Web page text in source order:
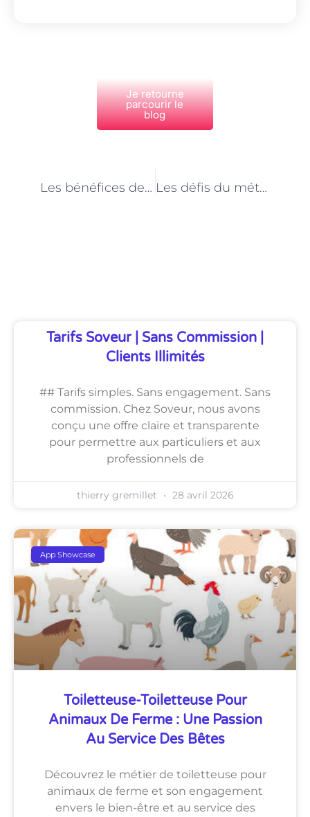
Je retourne
parcourir le
blog
Les bénéfices de la médiation familiale à Paris pour les enfants et les parents Les défis du métier de Médiateur familial à Paris : entre neutralité et émotions
Tarifs Soveur | Sans Commission |
Clients Illimités
## Tarifs simples. Sans engagement. Sans
commission. Chez Soveur, nous avons
conçu une offre claire et transparente
pour permettre aux particuliers et aux
professionnels de
thierry gremillet 28 avril 2026
App Showcase
Toiletteuse-Toiletteuse Pour
Animaux De Ferme : Une Passion
Au Service Des Bêtes
Découvrez le métier de toiletteuse pour
animaux de ferme et son engagement
envers le bien-être et au service des